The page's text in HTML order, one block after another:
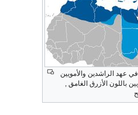
عهد الراشدين والأمويين
باللون الأزرق الغامق ,